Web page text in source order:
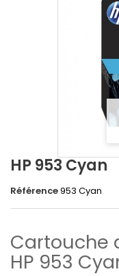
HP 953 Cyan
Référence953 Cyan
Cartouche
HP 953